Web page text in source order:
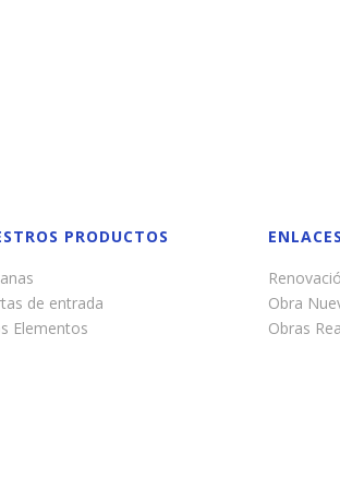
PRODUCTOS
de entrada
Elementos
Obra
Obras